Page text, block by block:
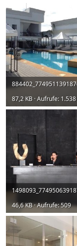
87,2 KB · Aufrufe: 1.538
46,6 KB · Aufrufe: 509